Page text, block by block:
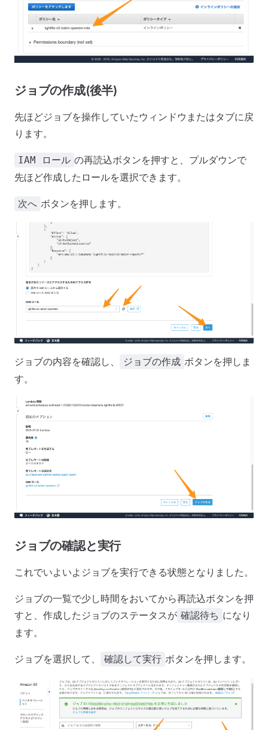
ジョブの作成(後半)
先ほどジョブを操作していたウィンドウまたはタブに戻
ります。
IAM ロール の再読込ボタンを押すと、プルダウンで
先ほど作成したロールを選択できます。
次へ ボタンを押します。
ジョブの内容を確認し、 ジョブの作成 ボタンを押しま
す。
ジョブの確認と実行
これでいよいよジョブを実行できる状態となりました。
ジョブの一覧で少し時間をおいてから再読込ボタンを押
すと、作成したジョブのステータスが 確認待ち になり
ます。
ジョブを選択して、 確認して実行 ボタンを押します。